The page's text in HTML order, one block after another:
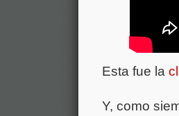
Esta fue la
Y, como